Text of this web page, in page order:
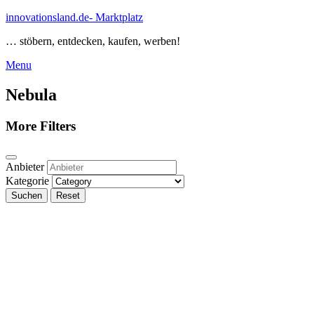
Skip
content
innovationsland.de- Marktplatz
… stöbern, entdecken, kaufen, werben!
Menu
Nebula
More Filters
Anbieter
Kategorie
Suchen Reset